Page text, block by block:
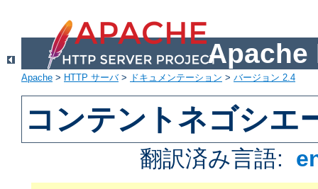
Apache
Apache > HTTP サーバ> ドキュメンテーション > バージョン 2.4
コンテントネゴシエ
翻訳済み言語: